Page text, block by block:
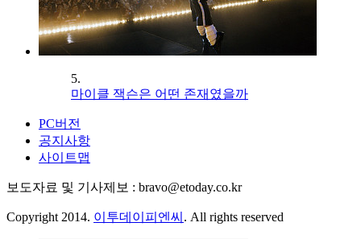
5.
마이클 잭슨은 어떤 존재였을까
PC버전
공지사항
사이트맵
보도자료 및 기사제보 : bravo@etoday.co.kr
Copyright 2014. 이투데이피엔씨 . All rights reserved